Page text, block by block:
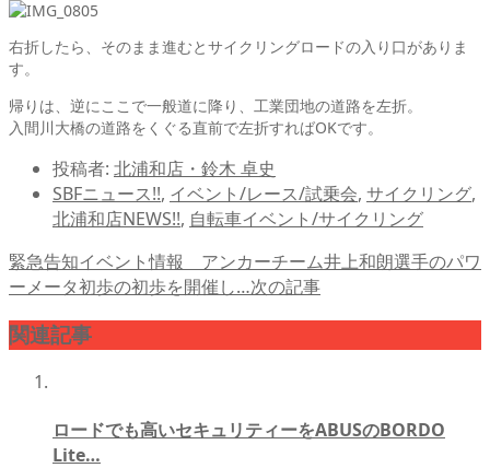
右折したら、そのまま進むとサイクリングロードの入り口がありま
す。
帰りは、逆にここで一般道に降り、工業団地の道路を左折。
入間川大橋の道路をくぐる直前で左折すればOKです。
投稿者: 北浦和店・鈴木 卓史
SBFニュース!!, イベント/レース/試乗会, サイクリング,
北浦和店NEWS!!, 自転車イベント/サイクリング
緊急告知イベント情報 アンカーチーム井上和朗選手のパワ
ーメータ初歩の初歩を開催し…次の記事
関連記事
ロードでも高いセキュリティーをABUSのBORDO
Lite…